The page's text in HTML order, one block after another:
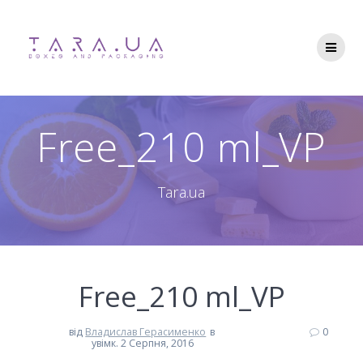
Free_210 ml_VP
Tara.ua
Free_210 ml_VP
від Владислав Герасименко в
увімк. 2 Серпня, 2016
0